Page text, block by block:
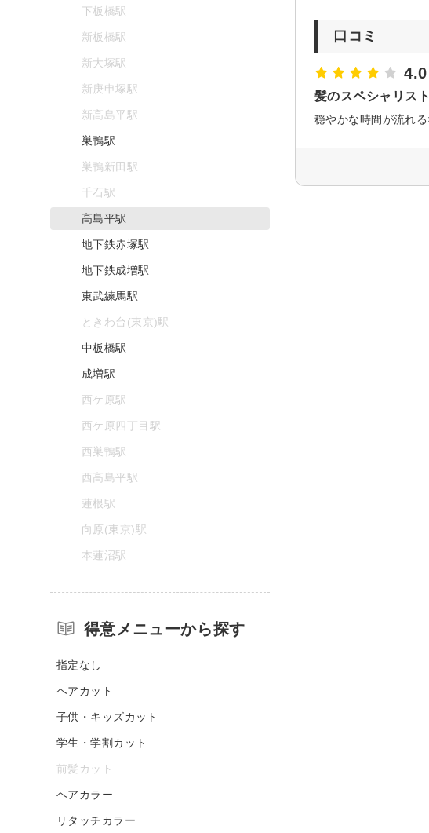
口コミ
4.0
髪のスペシャリスト
下板橋駅
新板橋駅
新大塚駅
新庚申塚駅
新高島平駅
巣鴨駅
巣鴨新田駅
千石駅
高島平駅
地下鉄赤塚駅
地下鉄成増駅
東武練馬駅
ときわ台(東京)駅
中板橋駅
成増駅
西ケ原駅
西ケ原四丁目駅
西巣鴨駅
西高島平駅
蓮根駅
向原(東京)駅
本蓮沼駅
得意メニューから探す
指定なし
ヘアカット
子供・キッズカット
学生・学割カット
前髪カット
ヘアカラー
リタッチカラー